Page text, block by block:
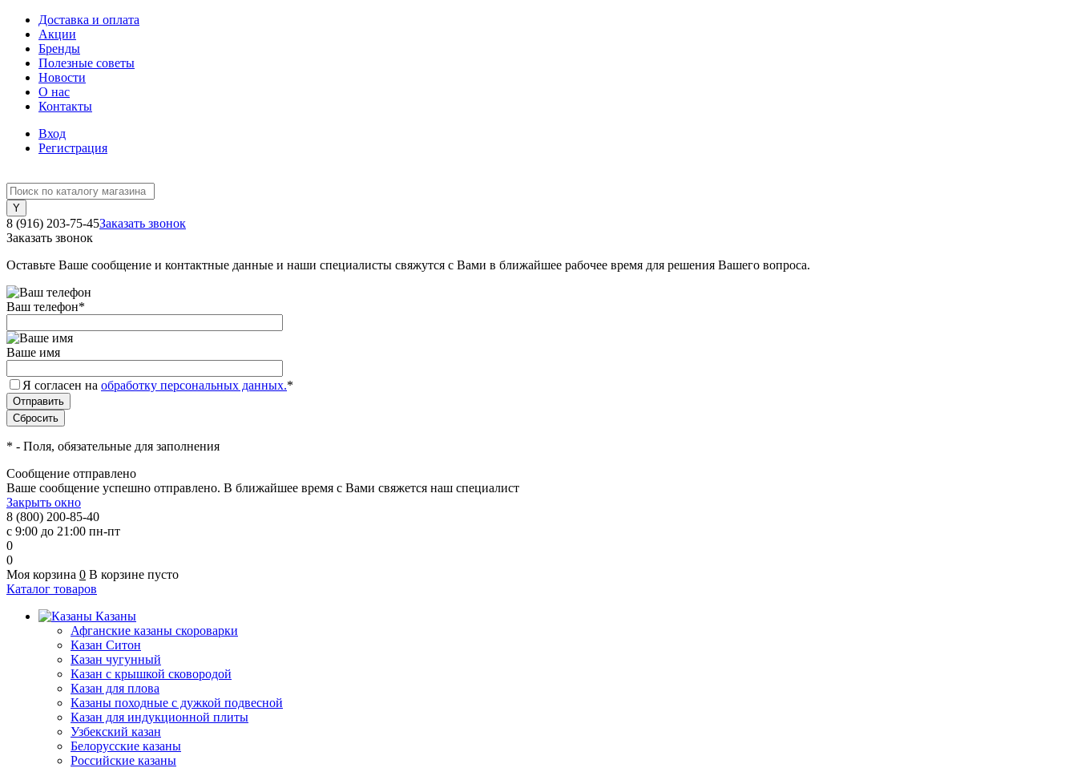
Доставка и оплата
Акции
Бренды
Полезные советы
Новости
О нас
Контакты
Вход
Регистрация
8 (916) 203-75-45Заказать звонок
Заказать звонок
Оставьте Ваше сообщение и контактные данные и наши специалисты свяжутся с Вами в ближайшее рабочее время для решения Вашего вопроса.
Ваш телефон*
Ваше имя
Я согласен на обработку персональных данных.*
* - Поля, обязательные для заполнения
Сообщение отправлено
Ваше сообщение успешно отправлено. В ближайшее время с Вами свяжется наш специалист
Закрыть окно
8 (800) 200-85-40
с 9:00 до 21:00 пн-пт
0
0
Моя корзина 0 В корзине пусто
Каталог товаров
Казаны
Афганские казаны скороварки
Казан Ситон
Казан чугунный
Казан с крышкой сковородой
Казан для плова
Казаны походные с дужкой подвесной
Казан для индукционной плиты
Узбекский казан
Белорусские казаны
Российские казаны